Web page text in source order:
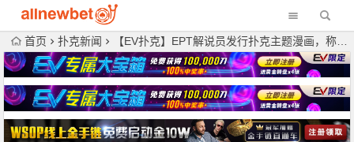
首页 扑克新闻 【EV扑克】EPT解说员发行扑克主题漫画，称其为“赌王之王+死侍结合体”